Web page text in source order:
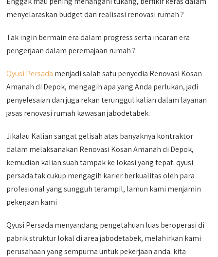
menyelaraskan budget dan realisasi renovasi rumah ?
Tak ingin bermain era dalam progress serta incaran era
pengerjaan dalam peremajaan rumah ?
Qyusi Persada menjadi salah satu penyedia Renovasi Kosan
Amanah di Depok, mengagih apa yang Anda perlukan, jadi
penyelesaian dan juga rekan terunggul kalian dalam layanan
jasas renovasi rumah kawasan jabodetabek.
Jikalau Kalian sangat gelisah atas banyaknya kontraktor
dalam melaksanakan Renovasi Kosan Amanah di Depok,
kemudian kalian suah tampak ke lokasi yang tepat. qyusi
persada tak cukup mengagih karier berkualitas oleh para
profesional yang sungguh terampil, lamun kami menjamin
pekerjaan kami
Qyusi Persada menyandang pengetahuan luas beroperasi di
pabrik struktur lokal di area jabodetabek, melahirkan kami
perusahaan yang sempurna untuk pekerjaan anda. kita